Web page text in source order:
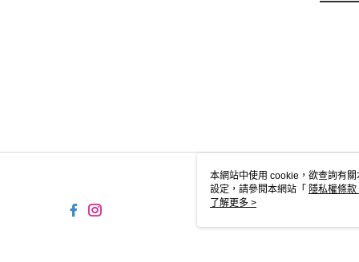
本網站中使用 cookie，欲查詢有
設定，請參閱本網站「 隱私權條款
使用 cookie。
了解更多 >